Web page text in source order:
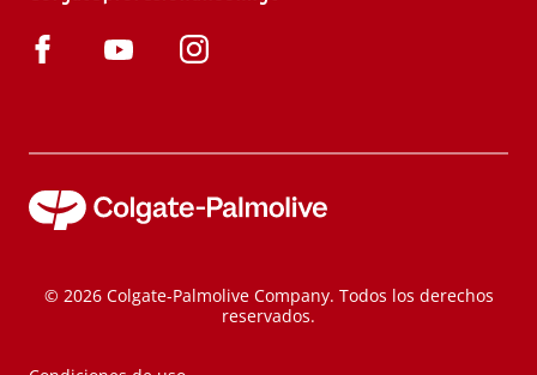
© 2026 Colgate-Palmolive Company. Todos los derechos
reservados.